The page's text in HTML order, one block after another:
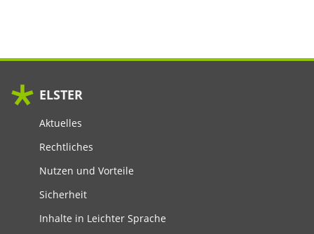
ELSTER
Aktuelles
Rechtliches
Nutzen und Vorteile
Sicherheit
Inhalte in Leichter Sprache